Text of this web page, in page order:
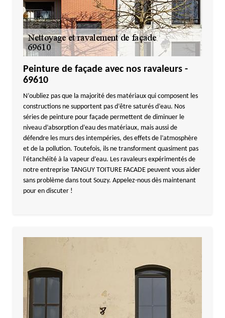
Peinture de façade avec nos ravaleurs -
69610
N’oubliez pas que la majorité des matériaux qui composent les
constructions ne supportent pas d’être saturés d’eau. Nos
séries de peinture pour façade permettent de diminuer le
niveau d’absorption d’eau des matériaux, mais aussi de
défendre les murs des intempéries, des effets de l’atmosphère
et de la pollution. Toutefois, ils ne transforment quasiment pas
l’étanchéité à la vapeur d’eau. Les ravaleurs expérimentés de
notre entreprise TANGUY TOITURE FACADE peuvent vous aider
sans problème dans tout Souzy. Appelez-nous dès maintenant
pour en discuter !